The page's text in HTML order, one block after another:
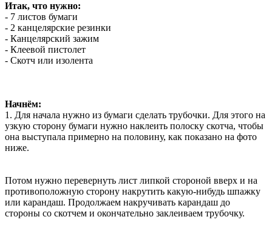
Итак, что нужно:
- 7 листов бумаги
- 2 канцелярские резинки
- Канцелярский зажим
- Клеевой пистолет
- Скотч или изолента
Начнём:
1. Для начала нужно из бумаги сделать трубочки. Для этого на
узкую сторону бумаги нужно наклеить полоску скотча, чтобы
она выступала примерно на половину, как показано на фото
ниже.
Потом нужно перевернуть лист липкой стороной вверх и на
противоположную сторону накрутить какую-нибудь шпажку
или карандаш. Продолжаем накручивать карандаш до
стороны со скотчем и окончательно заклеиваем трубочку.